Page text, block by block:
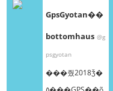
GpsGyotan��
bottomhaus @g
psgyotan
���줬2018ǯ�